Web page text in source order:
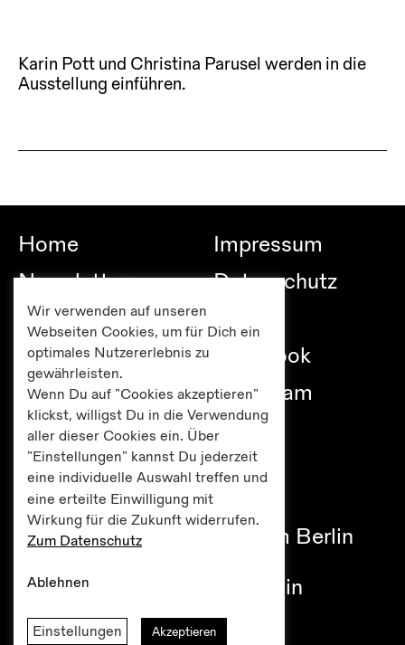
Karin Pott und Christina Parusel werden in die
Ausstellung einführen.
Home
Newsletter
Besuch
Publikationen
Editionen
Presse
Impressum
Datenschutz
Facebook
Instagram
Haus am Lützowplatz
Fördererkreis Kulturzentrum Berlin
Lützowplatz 9 / 10785 Berlin
Tel +49 30 261 38 05
office@hal-berlin.de
Wir verwenden auf unseren
Webseiten Cookies, um für Dich ein
optimales Nutzererlebnis zu
gewährleisten.
Wenn Du auf "Cookies akzeptieren"
klickst, willigst Du in die Verwendung
aller dieser Cookies ein. Über
"Einstellungen" kannst Du jederzeit
eine individuelle Auswahl treffen und
eine erteilte Einwilligung mit
Wirkung für die Zukunft widerrufen.
Zum Datenschutz
Ablehnen
Einstellungen Akzeptieren